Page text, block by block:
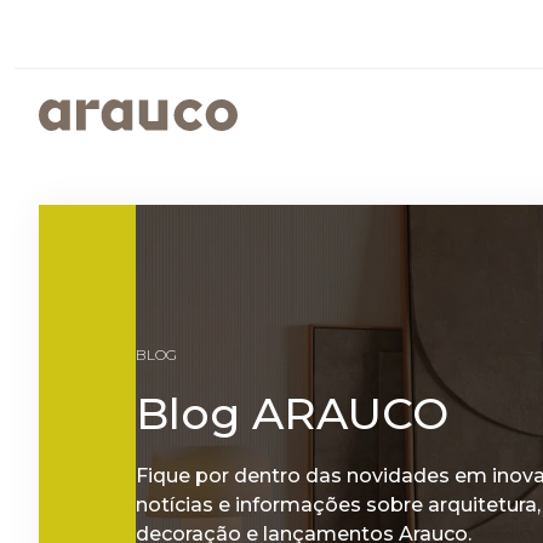
ARAUCO MELAMINA
ARAUCO COLOR
BLOG
Blog ARAUCO
Fique por dentro das novidades em
notícias e informações sobre arquitetura,
decoração e lançamentos Arauco.